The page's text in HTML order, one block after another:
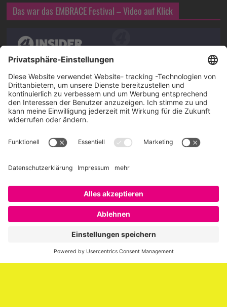
Das war das EMBRACE Festival – Video auf Klick
Über SAATKORN
SAATKORN ist der Blog von Gero Hesse. Seit 2009 schreibt
er über die Themen Employer Branding,